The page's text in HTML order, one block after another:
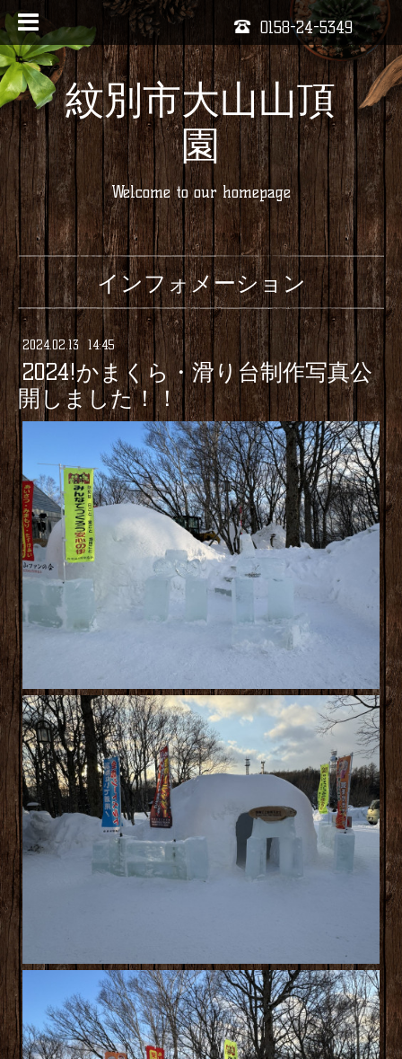
0158-24-5349
紋別市大山山頂
園
Welcome to our homepage
インフォメーション
2024.02.13 14:45
2024!かまくら・滑り台制作写真公
開しました！！